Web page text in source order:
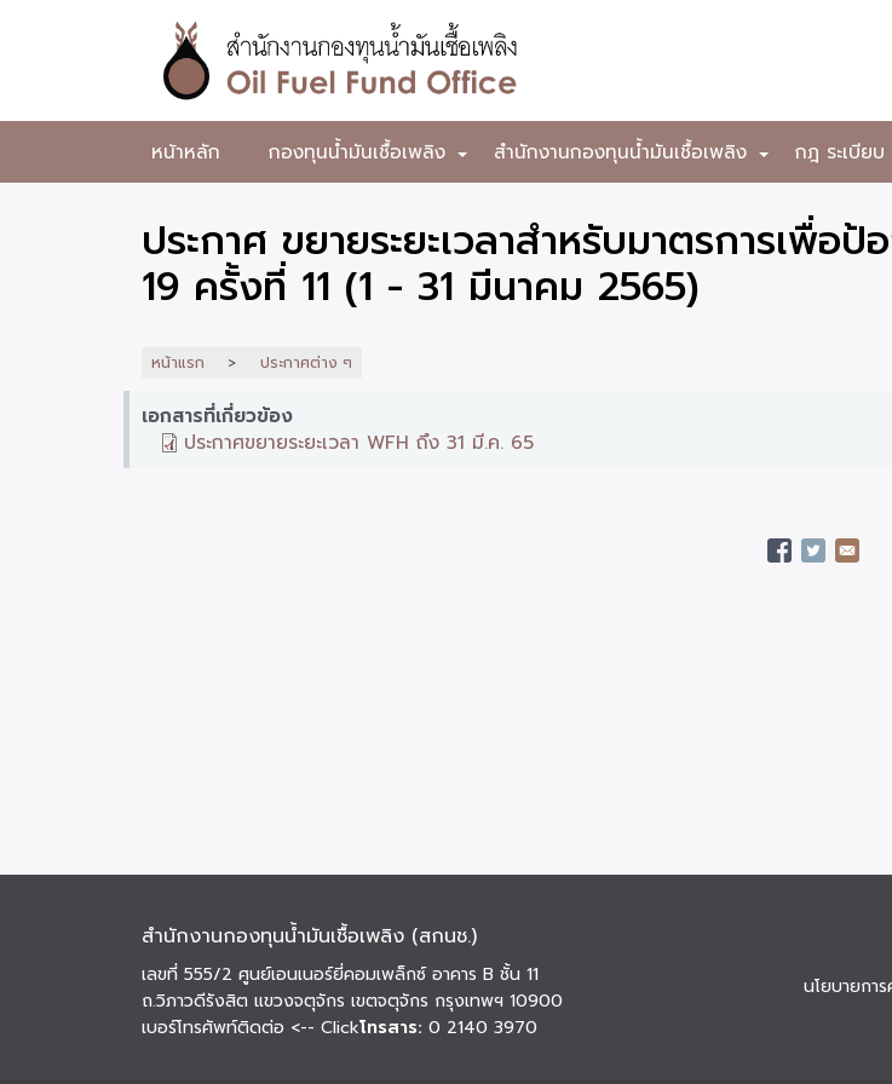
หลัก
สำนักงาน
กองทุน
น้ำมัน
เชื้อ
หน้าหลัก +
กองทุนน้ำมันเชื้อเพลิง +
สำนักงานกองทุนน้ำมันเชื้อเพลิง กฎ ระเบีย
ประกาศ ขยายระยะเวลาสำหรับมาตรการเพื่อ
19 ครั้งที่ 11 (1 - 31 มีนาคม 2565)
หน้าแรก ประกาศต่าง ๆ
เอกสารที่เกี่ยวข้อง
ประกาศขยายระยะเวลา WFH ถึง 31 มี.ค. 65
สำนักงานกองทุนน้ำมันเชื้อเพลิง (สกนช.)
เลขที่ 555/2 ศูนย์เอนเนอร์ยี่คอมเพล็กซ์ อาคาร B ชั้น 11
ถ.วิภาวดีรังสิต แขวงจตุจักร เขตจตุจักร กรุงเทพฯ 10900
เบอร์โทรศัพท์ติดต่อ <-- Clickโทรสาร: 0 2140 3970
นโยบายกา